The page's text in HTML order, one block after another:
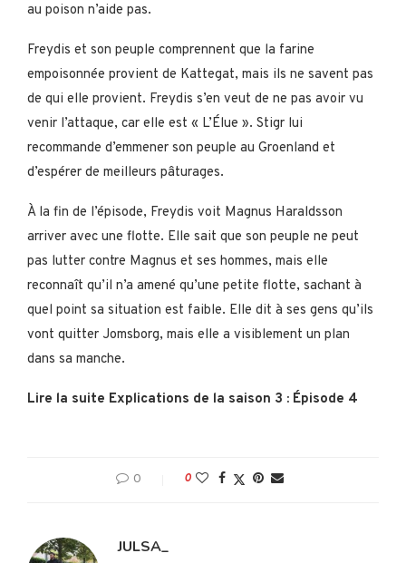
au poison n’aide pas.
Freydis et son peuple comprennent que la farine
empoisonnée provient de Kattegat, mais ils ne savent pas
de qui elle provient. Freydis s’en veut de ne pas avoir vu
venir l’attaque, car elle est « L’Élue ». Stigr lui
recommande d’emmener son peuple au Groenland et
d’espérer de meilleurs pâturages.
À la fin de l’épisode, Freydis voit Magnus Haraldsson
arriver avec une flotte. Elle sait que son peuple ne peut
pas lutter contre Magnus et ses hommes, mais elle
reconnaît qu’il n’a amené qu’une petite flotte, sachant à
quel point sa situation est faible. Elle dit à ses gens qu’ils
vont quitter Jomsborg, mais elle a visiblement un plan
dans sa manche.
Lire la suite Explications de la saison 3 : Épisode 4
0 0
JULSA_